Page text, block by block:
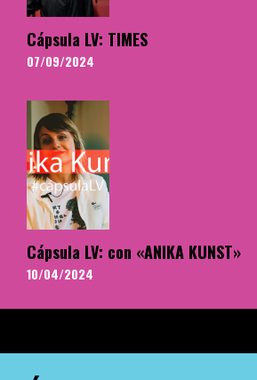
Cápsula LV: TIMES
07/09/2024
Cápsula LV: con «ANIKA KUNST»
10/04/2024